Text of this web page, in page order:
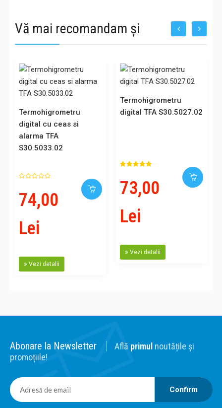
Vă mai recomandam și
Termohigrometru
digital cu ceas si
alarma TFA
S30.5033.02
74,00
Lei
Vezi detalii
Termohigrometru
digital TFA S30.5027.02
73,00
Lei
Vezi detalii
Abonare la Newsletter Află primul noutățile și
promoțiile!
Confirm